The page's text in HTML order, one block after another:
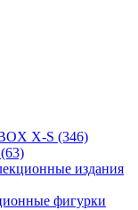
X-S (346)
издания
фигурки